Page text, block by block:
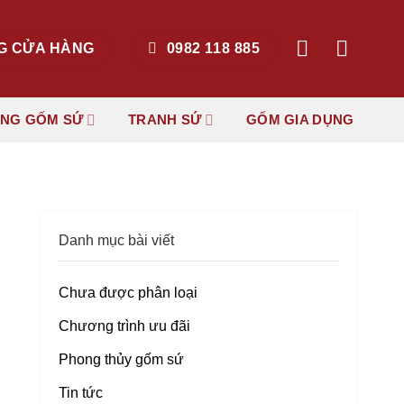
CỬA HÀNG 0982 118 885
GỐM SỨ TRANH SỨ GỐM GIA DỤNG
Danh mục bài viết
Chưa được phân loại
Chương trình ưu đãi
Phong thủy gốm sứ
Tin tức